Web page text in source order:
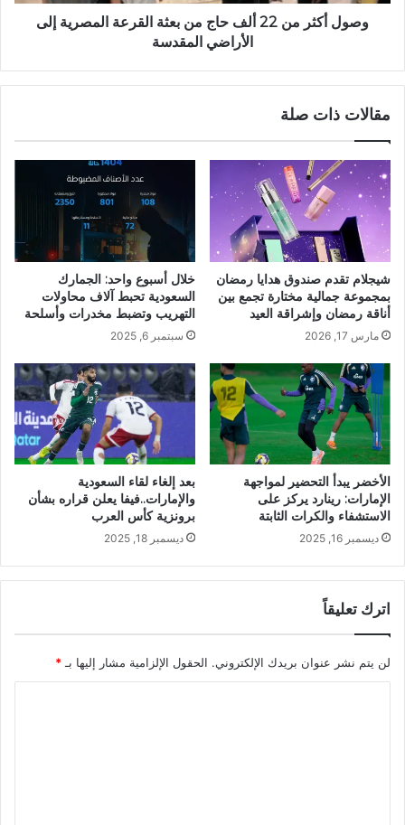
وصول أكثر من 22 ألف حاج من بعثة القرعة المصرية إلى
الأراضي المقدسة
مقالات ذات صلة
شيجلام تقدم صندوق هدايا رمضان
بمجموعة جمالية مختارة تجمع بين
أناقة رمضان وإشراقة العيد
مارس 17, 2026
خلال أسبوع واحد: الجمارك
السعودية تحبط آلاف محاولات
التهريب وتضبط مخدرات وأسلحة
سبتمبر 6, 2025
الأخضر يبدأ التحضير لمواجهة
الإمارات: رينارد يركز على
الاستشفاء والكرات الثابتة
ديسمبر 16, 2025
بعد إلغاء لقاء السعودية
والإمارات..فيفا يعلن قراره بشأن
برونزية كأس العرب
ديسمبر 18, 2025
اترك تعليقاً
لن يتم نشر عنوان بريدك الإلكتروني. الحقول الإلزامية مشار إليها بـ*